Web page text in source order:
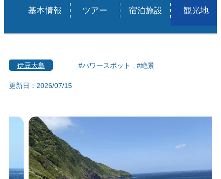
基本情報 ツアー 宿泊施設 観光地
伊豆大島 #パワースポット #絶景
更新日：2026/07/15